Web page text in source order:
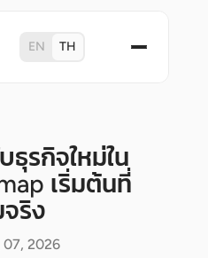
EN TH
ธุรกิจใหม่ใน
เริ่มต้นที่
ริง
07, 2026